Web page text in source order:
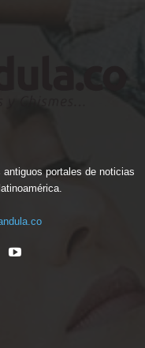
portales de noticias